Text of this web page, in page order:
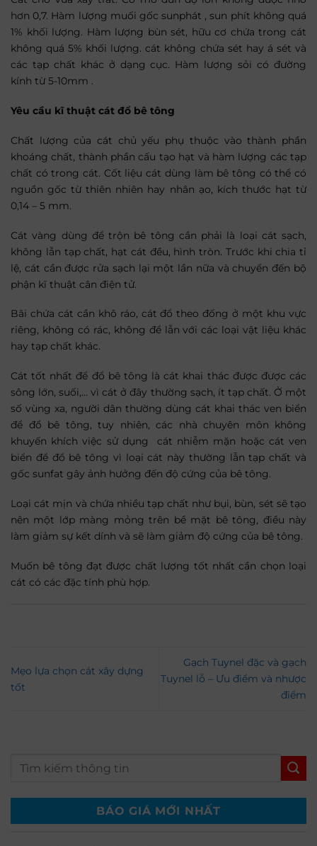
hơn 0,7. Hàm lượng muối gốc sunphát , sun phít không quá
1% khối lượng. Hàm lượng bùn sét, hữu cơ chứa trong cát
không quá 5% khối lượng. cát không chứa sét hay á sét và
các tạp chất khác ở dạng cục. Hàm lượng sỏi có đường
kính từ 5-10mm .
Yêu cầu kĩ thuật cát đổ bê tông
Chất lượng của cát chủ yếu phụ thuộc vào thành phần
khoáng chất, thành phần cấu tạo hạt và hàm lượng các tạp
chất có trong cát. Cốt liệu cát dùng làm bê tông có thể có
nguồn gốc từ thiên nhiên hay nhân ạo, kích thước hạt từ
0,14 – 5 mm.
Cát vàng dùng để trộn bê tông cần phải là loại cát sạch,
không lẫn tạp chất, hạt cát đều, hình tròn. Trước khi chia tỉ
lệ, cát cần được rửa sạch lại một lần nữa và chuyển đến bộ
phận kĩ thuật cân điện tử.
Bãi chứa cát cần khô ráo, cát đổ theo đống ở một khu vực
riêng, không có rác, không để lẫn với các loại vật liệu khác
hay tạp chất khác.
Cát tốt nhất để đổ bê tông là cát khai thác được được các
sông lớn, suối,… vì cát ở đây thường sạch, ít tạp chất. Ở một
số vùng xa, người dân thường dùng cát khai thác ven biển
để đổ bê tông, tuy nhiên, các nhà chuyên môn không
khuyến khích việc sử dụng cát nhiễm mặn hoặc cát ven
biển để đổ bê tông vì loại cát này thường lẫn tạp chất và
gốc sunfat gây ảnh hưởng đến độ cứng của bê tông.
Loại cát mịn và chứa nhiều tạp chất như bụi, bùn, sét sẽ tạo
nên một lớp màng mỏng trên bề mặt bê tông, điều này
làm giảm sự kết dính và sẽ làm giảm độ cứng của bê tông.
Muốn bê tông đạt được chất lượng tốt nhất cần chọn loại
cát có các đặc tính phù hợp.
Mẹo lựa chọn cát xây dựng
tốt
Gạch Tuynel đặc và gạch
Tuynel lỗ – Ưu điểm và nhược
điểm
BÁO GIÁ MỚI NHẤT